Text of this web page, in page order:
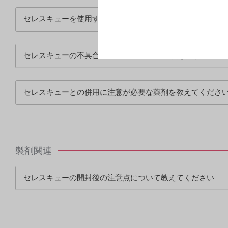
セレスキューを使用する時に注意する内容について教えてく
セレスキューの不具合・有害事象について教えてください
セレスキューとの併用に注意が必要な薬剤を教えてくださ
製剤関連
セレスキューの開封後の注意点について教えてください